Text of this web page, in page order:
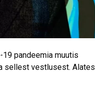
pandeemia muutis
sellest vestlusest. Alates